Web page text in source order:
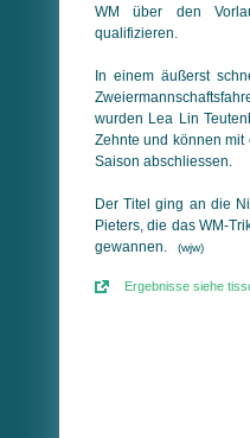
WM über den
qualifizieren.
In einem äußerst
wurden Lea Lin
Zehnte und können
Saison ab­schlies­sen.
Der Titel ging an die
Pieters, die das WM-
gewannen.
(wjw)
Ergebnisse siehe